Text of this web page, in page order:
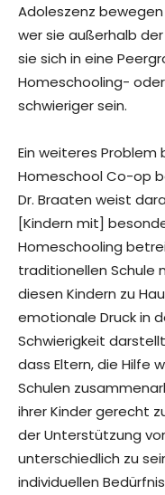
Adoleszenz
wer sie außerhalb
sie sich in eine
Homeschooling-
schwieriger sein.
Ein weiteres Problem
Homeschool Co-op
Dr. Braaten weist
[Kindern mit]
Homeschooling
traditionellen Schule
diesen Kindern zu
emotionale Druck in
Schwierigkeit
dass Eltern, die Hilfe
Schulen
ihrer Kinder gerecht
der Unterstützung
unterschiedlich zu
individuellen